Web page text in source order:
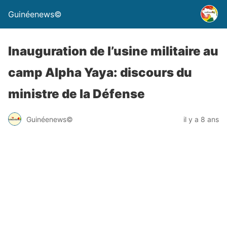
Guinéenews©
Inauguration de l’usine militaire au
camp Alpha Yaya: discours du
ministre de la Défense
Guinéenews© il y a 8 ans